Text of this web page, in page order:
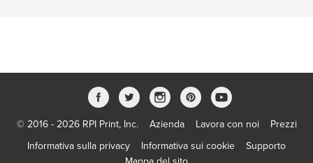
© 2016 - 2026 RPI Print, Inc. Azienda Lavora con noi
Prezzi
Informativa sulla privacy
Informativa sui cookie
Supporto